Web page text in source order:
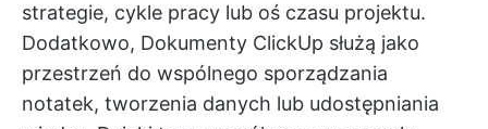
strategie, cykle pracy lub oś czasu projektu.
Dodatkowo, Dokumenty ClickUp służą jako
przestrzeń do wspólnego sporządzania
notatek, tworzenia danych lub udostępniania